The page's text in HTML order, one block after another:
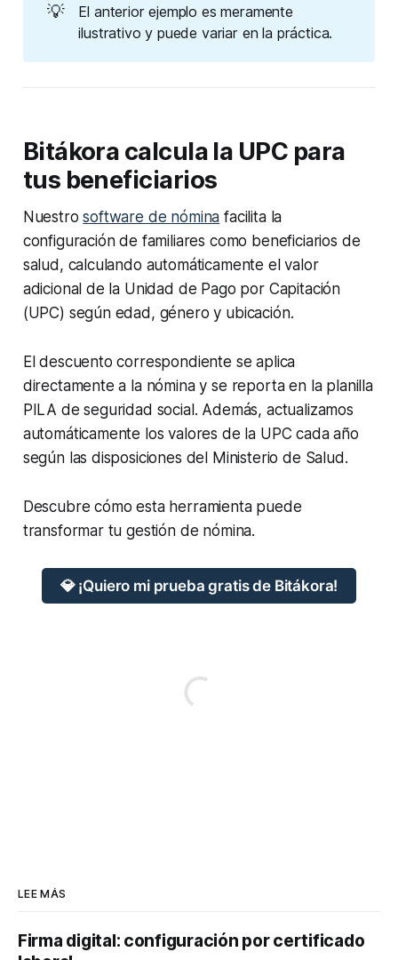
💡
El anterior ejemplo es meramente
ilustrativo y puede variar en la práctica.
Bitákora calcula la UPC para
tus beneficiarios
Nuestrosoftware de nómina facilita la
configuración de familiares como beneficiarios de
salud, calculando automáticamente el valor
adicional de la Unidad de Pago por Capitación
(UPC) según edad, género y ubicación.
El descuento correspondiente se aplica
directamente a la nómina y se reporta en la planilla
PILA de seguridad social. Además, actualizamos
automáticamente los valores de la UPC cada año
según las disposiciones del Ministerio de Salud.
Descubre cómo esta herramienta puede
transformar tu gestión de nómina.
💎 ¡Quiero mi prueba gratis de Bitákora!
LEE MÁS
Firma digital: configuración por certificado